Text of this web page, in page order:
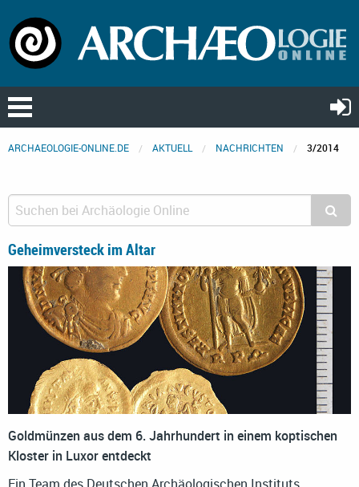
ARCHAEOLOGIE-ONLINE.DE AKTUELL NACHRICHTEN 3/2014
Geheimversteck im Altar
Goldmünzen aus dem 6. Jahrhundert in einem koptischen
Kloster in Luxor entdeckt